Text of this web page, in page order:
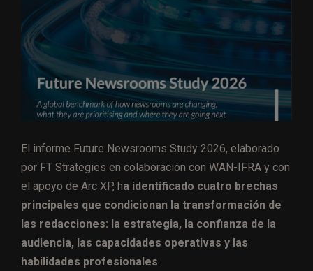
El informe Future Newsrooms Study 2026, elaborado
por FT Strategies en colaboración con WAN-IFRA y con
el apoyo de Arc XP, ha identificado cuatro brechas
principales que condicionan la transformación de
las redacciones: la estrategia, la confianza de la
audiencia, las capacidades operativas y las
habilidades profesionales.